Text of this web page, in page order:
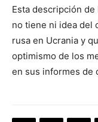
Esta descripción
no tiene ni idea del
rusa en Ucrania y
optimismo de los
en sus informes de